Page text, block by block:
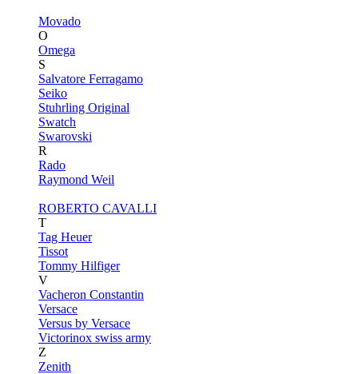
Movado
O
Omega
S
Salvatore Ferragamo
Seiko
Stuhrling Original
Swatch
Swarovski
R
Rado
Raymond Weil
ROBERTO CAVALLI
T
Tag Heuer
Tissot
Tommy Hilfiger
V
Vacheron Constantin
Versace
Versus by Versace
Victorinox swiss army
Z
Zenith